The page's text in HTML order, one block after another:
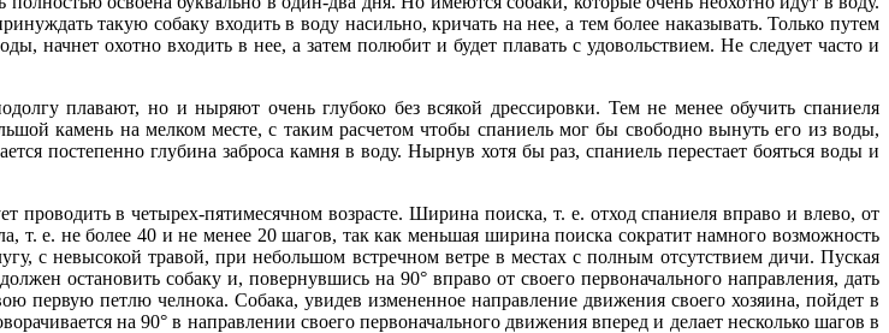
такую собаку входить в воду насильно, кричать на нее, а тем более наказывать. Только путем
начнет охотно входить в нее, а затем полюбит и будет плавать с удовольствием. Не следует часто и
плавают, но и ныряют очень глубоко без всякой дрессировки. Тем не менее обучить спаниеля
камень на мелком месте, с таким расчетом чтобы спаниель мог бы свободно вынуть его из воды,
постепенно глубина заброса камня в воду. Нырнув хотя бы раз, спаниель перестает бояться воды и
в четырех-пятимесячном возрасте. Ширина поиска, т. е. отход спаниеля вправо и влево, от
т. е. не более 40 и не менее 20 шагов, так как меньшая ширина поиска сократит намного возможность
с невысокой травой, при небольшом встречном ветре в местах с полным отсутствием дичи. Пуская
остановить собаку и, повернувшись на 90° вправо от своего первоначального направления, дать
первую петлю челнока. Собака, увидев измененное направление движения своего хозяина, пойдет в
на 90° в направлении своего первоначального движения вперед и делает несколько шагов в